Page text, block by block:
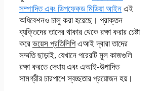
সম্পাদিত এবং ডিপফেকড মিডিয়া আইনএই
অধিবেশনও চালু করা হয়েছে। প্রাক্তন
ব্যক্তিদের তাদের থাকার থেকে রক্ষা করার চেষ্টা
করেভয়েস প্রতিলিপিএআই দ্বারা তাদের
সম্মতি ছাড়াই, যেখানে পরেরটি মূল কাজগুলি
রক্ষা করতে দেখায় এবং এআই-উত্পাদিত
সামগ্রীর চারপাশে স্বচ্ছতার প্রয়োজন হয়।